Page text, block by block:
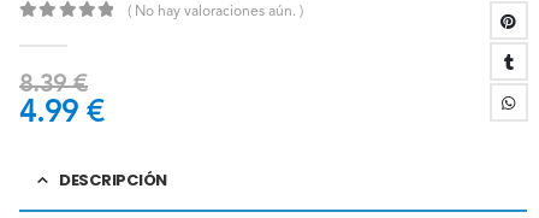
( No hay valoraciones aún. )
8.39€
4.99 €
DESCRIPCIÓN